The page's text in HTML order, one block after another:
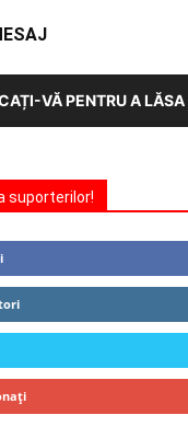
VĂ PENTRU A
suporterilor!